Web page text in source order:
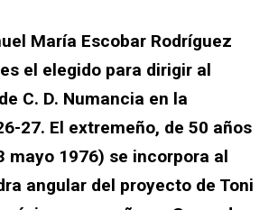
María Escobar Rodríguez
es el elegido para dirigir al
C. D. Numancia en la
27. El extremeño, de 50 años
mayo 1976) se incorpora al
angular del proyecto de Toni